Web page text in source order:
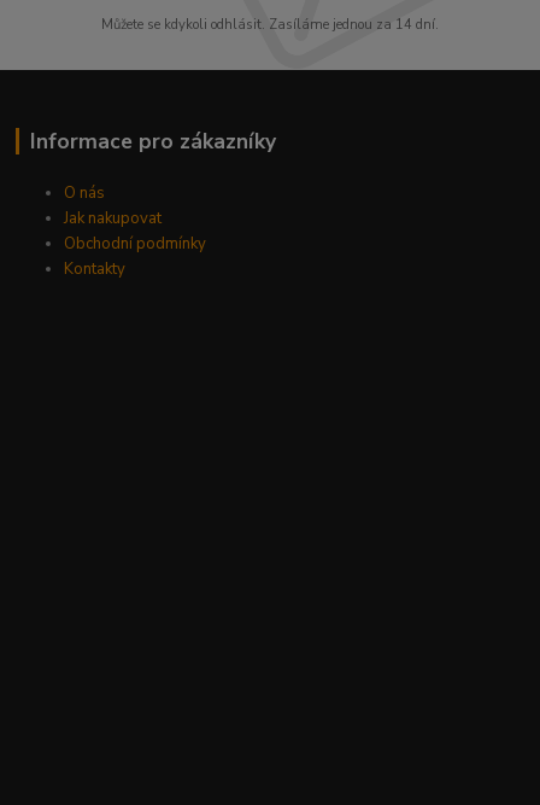
Můžete se kdykoli odhlásit. Zasíláme jednou za 14 dní.
Informace pro zákazníky
O nás
Jak nakupovat
Obchodní podmínky
Kontakty